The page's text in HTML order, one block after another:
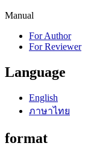
Manual
For Author
For Reviewer
Language
English
ภาษาไทย
format